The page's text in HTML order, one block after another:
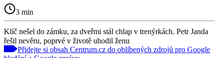
3 min
Klíč nešel do zámku, za dveřmi stál chlap v trenýrkách. Petr Janda
řešil nevěru, poprvé v životě uhodil ženu
Přidejte si obsah Centrum.cz do oblíbených zdrojů pro Google